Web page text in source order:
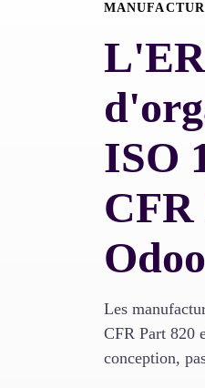
ISO
Les
CFR Part 820
conception,